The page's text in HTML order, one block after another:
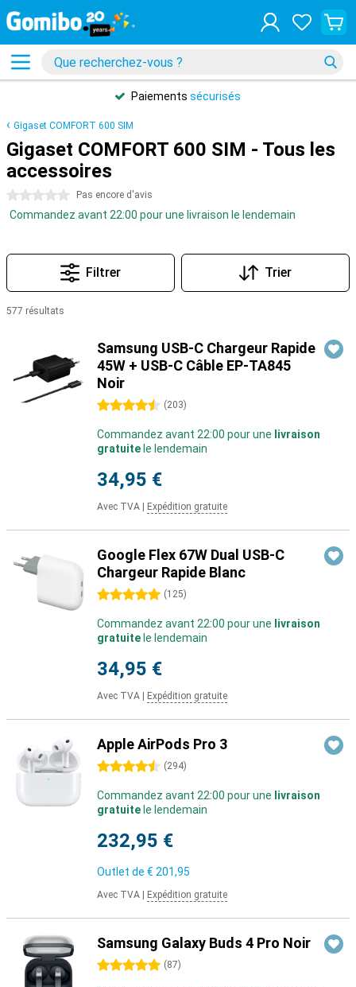
Paiements sécurisés
Gigaset COMFORT 600 SIM
Gigaset COMFORT 600 SIM - Tous les
accessoires
0 étoiles Pas encore d'avis
Commandez avant 22:00 pour une livraison le lendemain
Filtrer Trier
577 résultats
Samsung USB-C Chargeur Rapide
45W + USB-C Câble EP-TA845
Noir
4.5 étoiles (203)
Commandez avant 22:00 pour une livraison
gratuite le lendemain
34,95 €
Avec TVA Expédition gratuite
Google Flex 67W Dual USB-C
Chargeur Rapide Blanc
5 étoiles (125)
Commandez avant 22:00 pour une livraison
gratuite le lendemain
34,95 €
Avec TVA Expédition gratuite
Apple AirPods Pro 3
4.5 étoiles (294)
Commandez avant 22:00 pour une livraison
gratuite le lendemain
232,95 €
Outlet de € 201,95
Avec TVA Expédition gratuite
Samsung Galaxy Buds 4 Pro Noir
5 étoiles (87)